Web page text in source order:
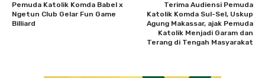
Pemuda Katolik Komda Babel x
Ngetun Club Gelar Fun Game
Billiard
Terima Audiensi Pemuda
Katolik Komda Sul-Sel, Uskup
Agung Makassar, ajak Pemuda
Katolik Menjadi Garam dan
Terang di Tengah Masyarakat